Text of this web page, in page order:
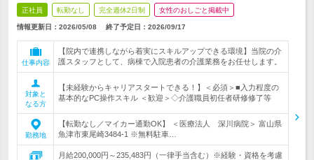
正社員 転勤なし 完全週休2日制 女性のおしごと掲載中
情報更新日：2026/05/08 終了予定日： 2026/09/17
仕事内容
【院内で連携しながら着実にスキルアップできる環境】当院の介
護スタッフとして、病棟で入院患者の介護業務をお任せします。
対象と
なる方
【未経験からキャリアスタートできる！】＜必須＞■入力程度の
基本的なPC操作スキル ＜歓迎＞◇介護職員初任者研修修了等
勤務地
【転勤なし／マイカー通勤OK】 ＜医療法人 深川病院＞ 富山県
魚津市東尾崎3484-1 ※無料駐車…
月給200,000円～235,483円（一律手当含む）※経験・資格を考慮